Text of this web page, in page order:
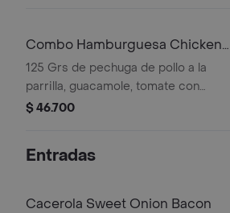
Combo Hamburguesa Chicken
Guacamole
125 Grs de pechuga de pollo a la
parrilla, guacamole, tomate con
cilantro, lechuga mayonesa y un toque
$ 46.700
Entradas
Cacerola Sweet Onion Bacon